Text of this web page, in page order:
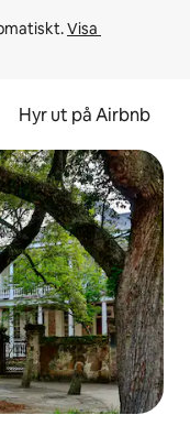
Visa
Hyr ut på Airbnb